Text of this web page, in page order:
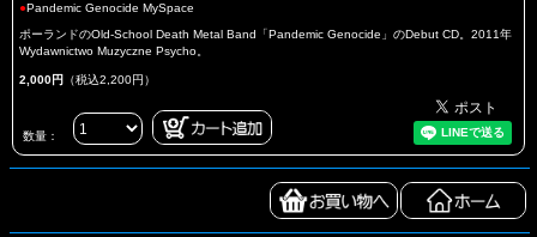
●Pandemic Genocide MySpace
ポーランドのOld-School Death Metal Band「Pandemic Genocide」のDebut CD。2011年
Wydawnictwo Muzyczne Psycho。
2,000円 （税込2,200円）
数量：